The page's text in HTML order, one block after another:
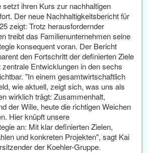
setzt ihren Kurs zur nachhaltigen
Der neue Nachhaltigkeitsbericht für
zeigt: Trotz herausfordernder
treibt das Familienunternehmen seine
konsequent voran. Der Bericht
den Fortschritt der definierten Ziele
Entwicklungen in den sechs
"In einem gesamtwirtschaftlich
wie aktuell, zeigt sich, was uns als
wirklich trägt: Zusammenhalt,
der Wille, heute die richtigen Weichen
Hier knüpft unsere
an: Mit klar definierten Zielen,
und konkreten Projekten", sagt Kai
der Koehler-Gruppe.